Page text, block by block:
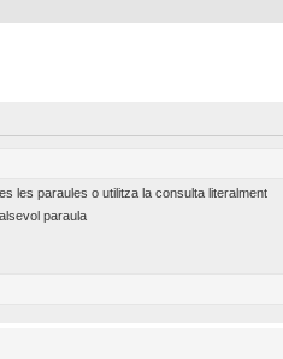
les paraules o utilitza la consulta literalment
paraula